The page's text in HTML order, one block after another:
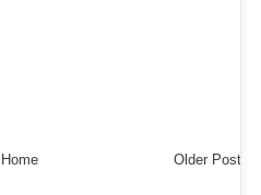
Older Post
Home